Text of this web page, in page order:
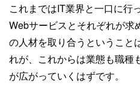
これまではIT業界と一口に行
Webサービスとそれぞれが求
の人材を取り合うということ
れが、これからは業態も職種
が広がっていくはずです。